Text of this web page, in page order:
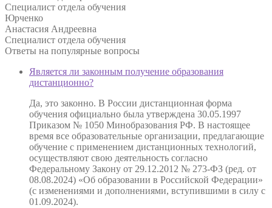
Специалист отдела обучения
Юрченко
Анастасия Андреевна
Специалист отдела обучения
Ответы на популярные вопросы
Является ли законным получение образования
дистанционно?
Да, это законно. В России дистанционная форма
обучения официально была утверждена 30.05.1997
Приказом № 1050 Минобразования РФ. В настоящее
время все образовательные организации, предлагающие
обучение с применением дистанционных технологий,
осуществляют свою деятельность согласно
Федеральному Закону от 29.12.2012 № 273-ФЗ (ред. от
08.08.2024) «Об образовании в Российской Федерации»
(с изменениями и дополнениями, вступившими в силу с
01.09.2024).